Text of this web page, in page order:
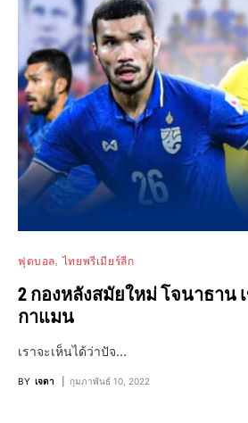
ฟุตบอล ไทยพรีเมียร์ลีก
2 กองหลังสมัยใหม่ โจนาธาน
กาแมน
เราจะเห็นได้ว่าปัจ…
BY เจดา กุมภาพันธ์ 10, 2022